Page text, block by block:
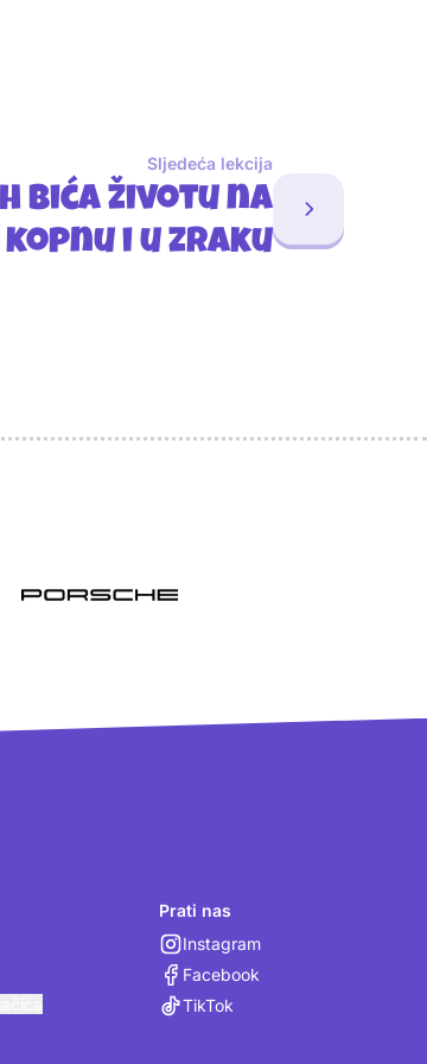
Sljedeća lekcija
bića životu na
kopnu i u zraku
Prati nas
Instagram
Facebook
TikTok